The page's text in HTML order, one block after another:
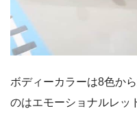
ボディーカラーは8色か
のはエモーショナルレッ